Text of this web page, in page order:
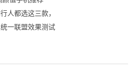
人都选这三款，
一联盟效果测试